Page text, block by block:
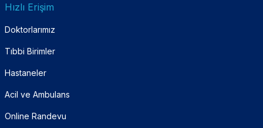
Hızlı Erişim
Doktorlarımız
Tıbbi Birimler
Hastaneler
Acil ve Ambulans
Online Randevu